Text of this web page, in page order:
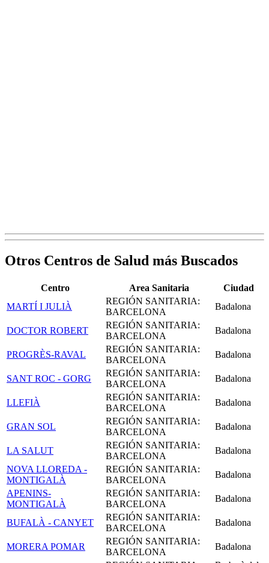
Otros Centros de Salud más Buscados
Centro Area Sanitaria
Ciudad
MARTÍ I JULIÀ
REGIÓN SANITARIA:
BARCELONA
Badalona
DOCTOR ROBERT
REGIÓN SANITARIA:
BARCELONA
Badalona
PROGRÈS-RAVAL
REGIÓN SANITARIA:
BARCELONA
Badalona
SANT ROC - GORG
REGIÓN SANITARIA:
BARCELONA
Badalona
LLEFIÀ
REGIÓN SANITARIA:
BARCELONA
Badalona
GRAN SOL
REGIÓN SANITARIA:
BARCELONA
Badalona
LA SALUT
REGIÓN SANITARIA:
BARCELONA
Badalona
NOVA LLOREDA -
MONTIGALÀ
REGIÓN SANITARIA:
BARCELONA
Badalona
APENINS-
MONTIGALÀ
REGIÓN SANITARIA:
BARCELONA
Badalona
BUFALÀ - CANYET
REGIÓN SANITARIA:
BARCELONA
Badalona
MORERA POMAR
REGIÓN SANITARIA:
BARCELONA
Badalona